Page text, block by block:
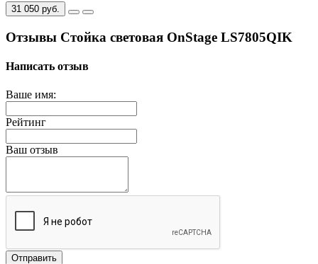
31 050 руб.
Отзывы Стойка световая OnStage LS7805QIK
Написать отзыв
Ваше имя:
Рейтинг
Ваш отзыв
Отправить